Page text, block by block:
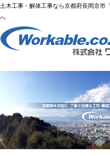
土木工事・解体工事なら京都府長岡京市
へ